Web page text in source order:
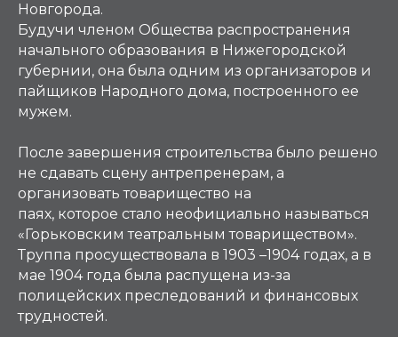
Новгорода.
Будучи членом Общества распространения
начального образования в Нижегородской
губернии, она была одним из организаторов и
пайщиков Народного дома, построенного ее
мужем.
После завершения строительства было решено
не сдавать сцену антрепренерам, а
организовать товарищество на
паях, которое стало неофициально называться
«Горьковским театральным товариществом».
Труппа просуществовала в 1903 –1904 годах, а в
мае 1904 года была распущена из-за
полицейских преследований и финансовых
трудностей.